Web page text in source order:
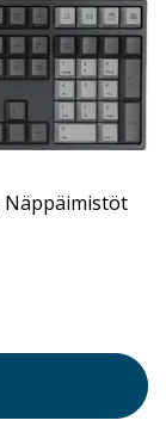
Näppäimistöt